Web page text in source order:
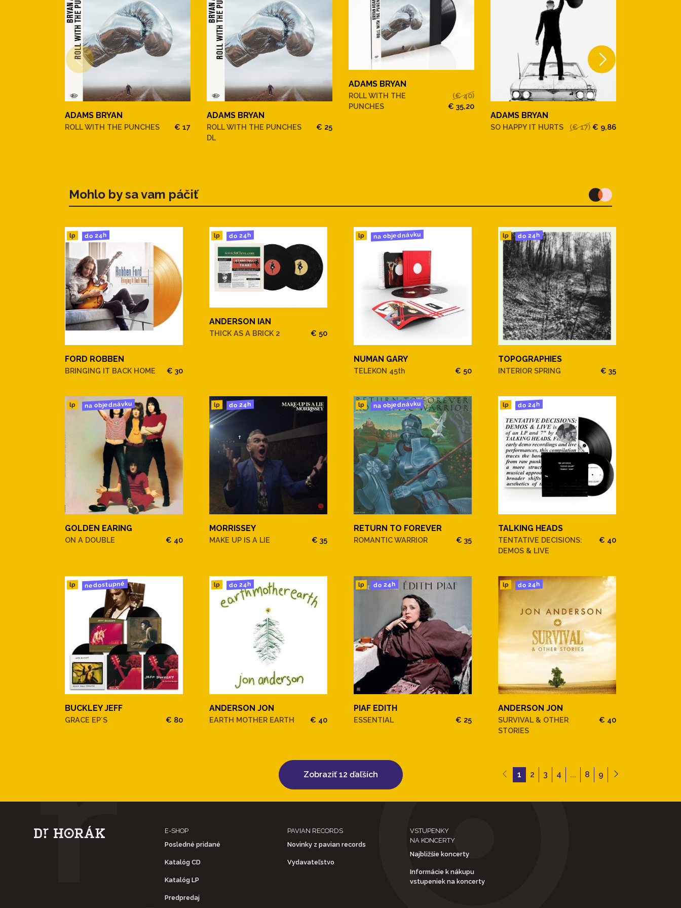
ADAMS BRYAN
ROLL WITH THE PUNCHES € 17
ADAMS BRYAN
ROLL WITH THE PUNCHES
DL
€ 25
ADAMS BRYAN
ROLL WITH THE
PUNCHES
(€ 40)
€ 35,20
ADAMS BRYAN
SO HAPPY IT HURTS (€ 17) € 9,86
Mohlo by sa vam páčiť
lp do 24h
FORD ROBBEN
BRINGING IT BACK HOME € 30
lp do 24h
ANDERSON IAN
THICK AS A BRICK 2 € 50
lp na objednávku
NUMAN GARY
TELEKON 45th € 50
lp do 24h
TOPOGRAPHIES
INTERIOR SPRING € 35
lp na objednávku
GOLDEN EARING
ON A DOUBLE € 40
lp do 24h
MORRISSEY
MAKE UP IS A LIE € 35
lp na objednávku
RETURN TO FOREVER
ROMANTIC WARRIOR € 35
lp do 24h
TALKING HEADS
TENTATIVE DECISIONS:
DEMOS & LIVE
€ 40
lp nedostupné
BUCKLEY JEFF
GRACE EP´S € 80
lp do 24h
ANDERSON JON
EARTH MOTHER EARTH € 40
lp do 24h
PIAF EDITH
ESSENTIAL € 25
lp do 24h
ANDERSON JON
SURVIVAL & OTHER
STORIES
€ 40
Zobraziť 12 ďaľších 1 2 3 4 ... 8 9
E-SHOP
Posledné pridané
Katalóg CD
Katalóg LP
Predpredaj
PAVIAN RECORDS
Novinky z pavian records
Vydavateľstvo
VSTUPENKY
NA KONCERTY
Najbližšie koncerty
Informácie k nákupu
vstupeniek na koncerty